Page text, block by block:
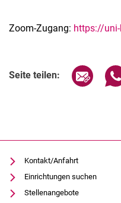
Zoom-Zugang: https://
Seite teilen: Seite
Kontakt/Anfahrt
Einrichtungen suchen
Stellenangebote